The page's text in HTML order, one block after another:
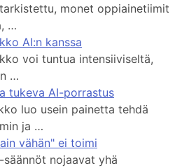
monet oppiainetiimit
…
AI:n kanssa
voi tuntua intensiiviseltä,
…
tukeva AI-porrastus
luo usein painetta tehdä
ja …
vähän" ei toimi
nojaavat yhä